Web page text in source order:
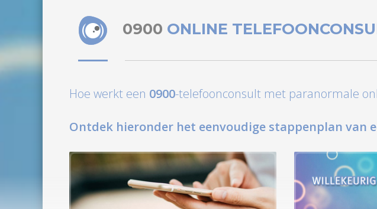
0900 ONLINE
Hoe werkt een 0900-telefoonconsult met paranormale
Ontdek hieronder het eenvoudige stappenplan van